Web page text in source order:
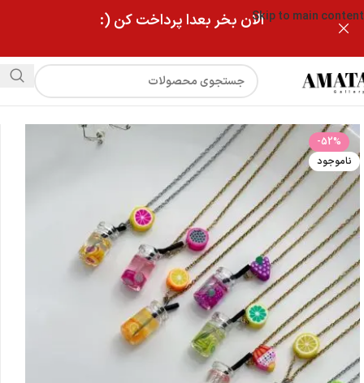
Skip to main contentالان بخر بعدا پرداخت کن (:
فروشگاه گردنبند استیل ابمیوه
-52%
ناموجود